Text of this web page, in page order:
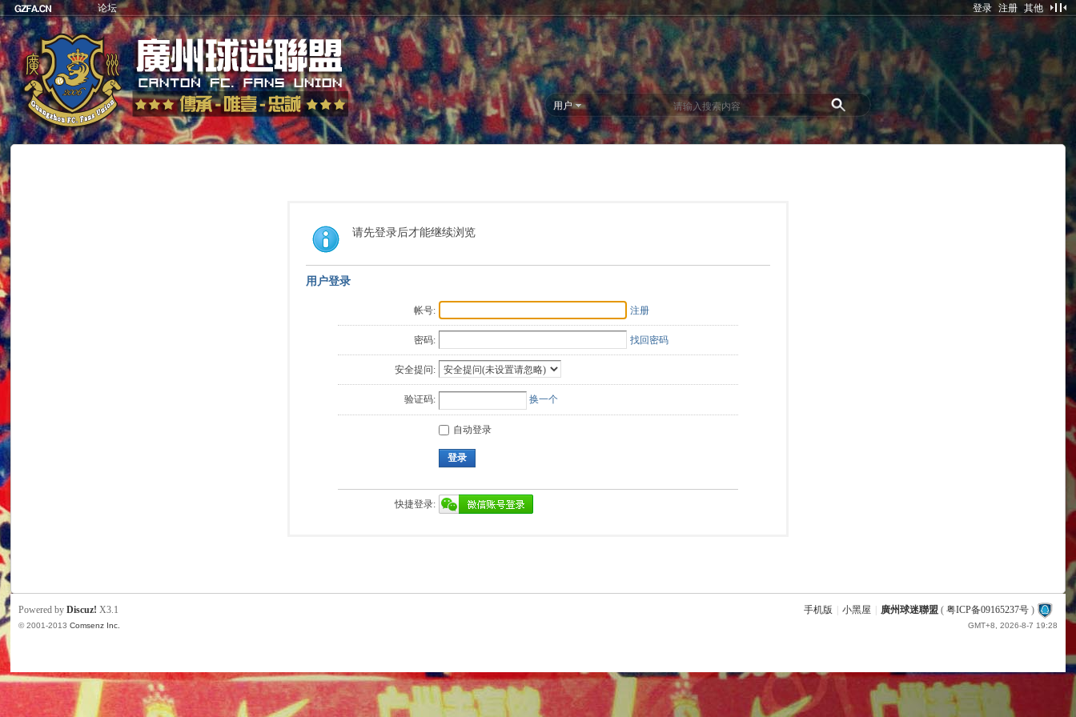
论坛 登录 注册 其他
用户
请先登录后才能继续浏览
用户登录
帐号: 注册
密码: 找回密码
安全提问:
验证码: 换一个
自动登录
登录
快捷登录:
手机版 小黑屋 廣州球迷聯盟 ( 粤ICP备09165237号)
GMT+8, 2026-8-7 19:28
Powered byDiscuz! X3.1
© 2001-2013Comsenz Inc.